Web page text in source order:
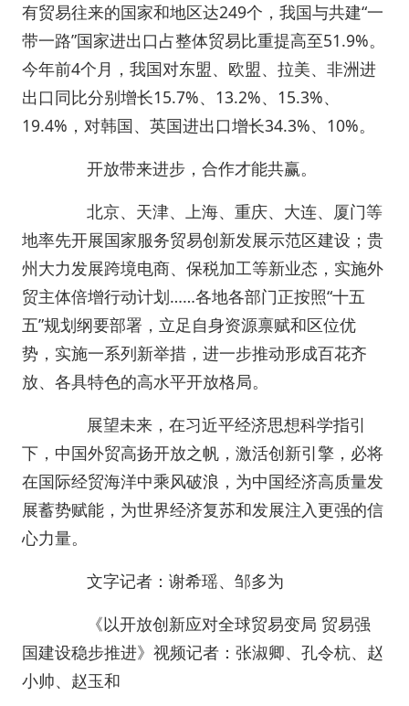
有贸易往来的国家和地区达249个，我国与共建“一
带一路”国家进出口占整体贸易比重提高至51.9%。
今年前4个月，我国对东盟、欧盟、拉美、非洲进
出口同比分别增长15.7%、13.2%、15.3%、
19.4%，对韩国、英国进出口增长34.3%、10%。
开放带来进步，合作才能共赢。
北京、天津、上海、重庆、大连、厦门等
地率先开展国家服务贸易创新发展示范区建设；贵
州大力发展跨境电商、保税加工等新业态，实施外
贸主体倍增行动计划……各地各部门正按照“十五
五”规划纲要部署，立足自身资源禀赋和区位优
势，实施一系列新举措，进一步推动形成百花齐
放、各具特色的高水平开放格局。
展望未来，在习近平经济思想科学指引
下，中国外贸高扬开放之帆，激活创新引擎，必将
在国际经贸海洋中乘风破浪，为中国经济高质量发
展蓄势赋能，为世界经济复苏和发展注入更强的信
心力量。
文字记者：谢希瑶、邹多为
《以开放创新应对全球贸易变局 贸易强
国建设稳步推进》视频记者：张淑卿、孔令杭、赵
小帅、赵玉和